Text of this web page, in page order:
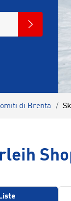
di Brenta
Liste